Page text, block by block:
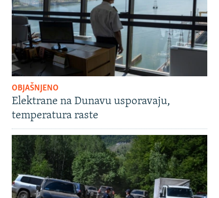
OBJAŠNJENO
Elektrane na Dunavu usporavaju,
temperatura raste